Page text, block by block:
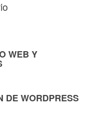
WEB Y
DE WORDPRESS